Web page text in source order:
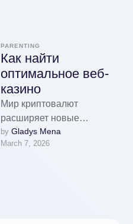
PARENTING
Как найти
оптимальное веб-
казино
Мир криптовалют
расширяет новые
возможности.
Криптовалюты становятся
by Gladys Mena
March 7, 2026